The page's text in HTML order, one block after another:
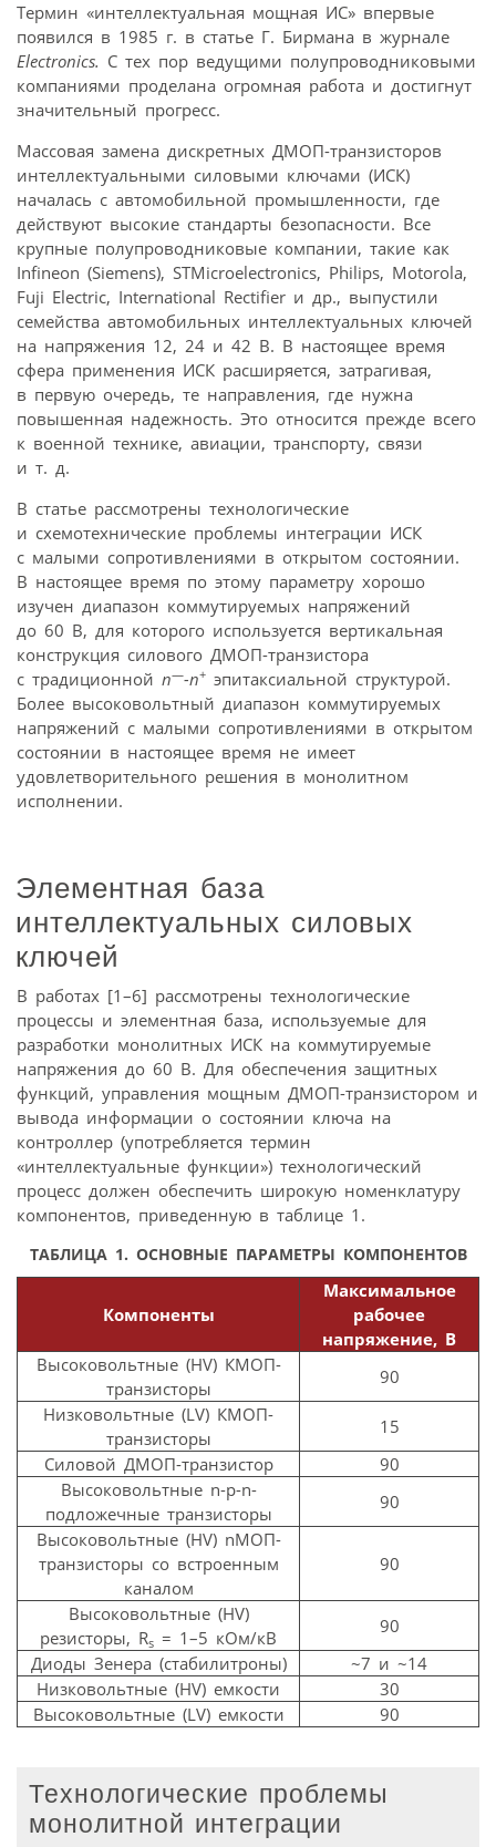
Термин «интеллектуальная мощная ИС» впервые
появился в 1985 г. в статье Г. Бирмана в журнале
Electronics. С тех пор ведущими полупроводниковыми
компаниями проделана огромная работа и достигнут
значительный прогресс.
Массовая замена дискретных ДМОП-транзисторов
интеллектуальными силовыми ключами (ИСК)
началась с автомобильной промышленности, где
действуют высокие стандарты безопасности. Все
крупные полупроводниковые компании, такие как
Infineon (Siemens), STMicroelectronics, Philips, Motorola,
Fuji Electric, International Rectifier и др., выпустили
семейства автомобильных интеллектуальных ключей
на напряжения 12, 24 и 42 В. В настоящее время
сфера применения ИСК расширяется, затрагивая,
в первую очередь, те направления, где нужна
повышенная надежность. Это относится прежде всего
к военной технике, авиации, транспорту, связи
и т. д.
В статье рассмотрены технологические
и схемотехнические проблемы интеграции ИСК
с малыми сопротивлениями в открытом состоянии.
В настоящее время по этому параметру хорошо
изучен диапазон коммутируемых напряжений
до 60 В, для которого используется вертикальная
конструкция силового ДМОП-транзистора
с традиционной n—-n+ эпитаксиальной структурой.
Более высоковольтный диапазон коммутируемых
напряжений с малыми сопротивлениями в открытом
состоянии в настоящее время не имеет
удовлетворительного решения в монолитном
исполнении.
Элементная база
интеллектуальных силовых
ключей
В работах [1–6] рассмотрены технологические
процессы и элементная база, используемые для
разработки монолитных ИСК на коммутируемые
напряжения до 60 В. Для обеспечения защитных
функций, управления мощным ДМОП-транзистором и
вывода информации о состоянии ключа на
контроллер (употребляется термин
«интеллектуальные функции») технологический
процесс должен обеспечить широкую номенклатуру
компонентов, приведенную в таблице 1.
ТАБЛИЦА 1. ОСНОВНЫЕ ПАРАМЕТРЫ КОМПОНЕНТОВ
Компоненты
Максимальное
рабочее
напряжение, В
Высоковольтные (HV) КMOП-
транзисторы
90
Низковольтные (LV) КMOП-
транзисторы
15
Силовой ДMOП-транзистор
90
Высоковольтные n-p-n-
подложечные транзисторы
90
Высоковольтные (HV) nМОП-
транзисторы со встроенным
каналом
90
Высоковольтные (HV)
резисторы, Rs = 1–5 кОм/кВ
90
Диоды Зенера (стабилитроны)
~7 и ~14
Низковольтные (HV) емкости
30
Высоковольтные (LV) емкости
90
Технологические проблемы
монолитной интеграции